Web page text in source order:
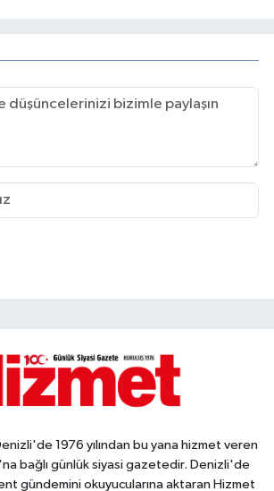
1976 yılından bu yana hizmet veren
bağlı günlük siyasi gazetedir. Denizli'de
gündemini okuyucularına aktaran Hizmet